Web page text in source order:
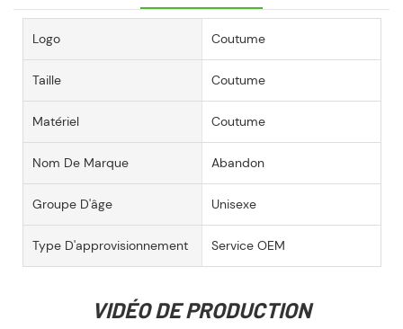
Logo Coutume
Taille Coutume
Matériel Coutume
Nom De Marque Abandon
Groupe D'âge Unisexe
Type D'approvisionnement Service OEM
VIDÉO DE PRODUCTION